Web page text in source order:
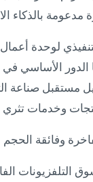
مدعومة بالذكاء
لوحدة
الدور الأساسي
مستقبل
وخدمات
وفائقة الحجم